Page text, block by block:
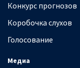
Конкурс прогнозов
Коробочка слухов
Голосование
Медиа